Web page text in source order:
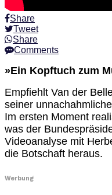
Share
Tweet
Share
Comments
»Ein Kopftuch zum
Empfiehlt Van der
seiner
Im ersten Moment
was der
Videoanalyse mit
die Botschaft heraus.
Werbung